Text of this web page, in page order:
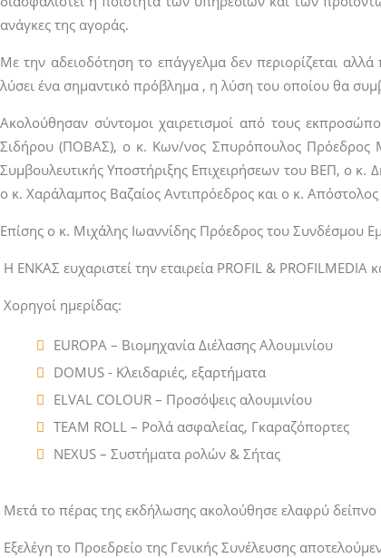
ανάγκες της αγοράς.
Με την αδειοδότηση το επάγγελμα δεν περιορίζεται
λύσει ένα σημαντικό πρόβλημα , η λύση του οποίου θα
Ακολούθησαν σύντομοι χαιρετισμοί από τους
Σιδήρου (ΠΟΒΑΣ), ο κ. Κων/νος Σπυρόπουλος Πρόεδρος
Συμβουλευτικής Υποστήριξης Επιχειρήσεων του ΒΕΠ, ο
ο κ. Χαράλαμπος Βαζαίος Αντιπρόεδρος και ο κ.
Επίσης ο κ. Μιχάλης Ιωαννίδης Πρόεδρος του Συνδέσμου
Η ΕΝΚΑΣ ευχαριστεί την εταιρεία PROFIL &
Χορηγοί ημερίδας:
EUROPA – Bιομηχανία Διέλασης Αλουμινίου
DOMUS - Κλειδαριές, εξαρτήματα
ELVAL COLOUR – Προσόψεις αλουμινίου
TEAM ROLL – Ρολά ασφαλείας, Γκαραζόπορτες
NEXUS – Συστήματα ρολών & Σήτας
Μετά το πέρας της εκδήλωσης ακολούθησε ελαφρύ
Εξελέγη το Προεδρείο της Γενικής Συνέλευσης